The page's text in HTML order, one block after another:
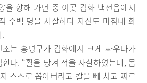
을 향해 가던 중 이곳 김화 백전읍에서
수백 명을 사살하다 자신도 마침내 화
.
는 홍명구가 김화에서 크게 싸우다가
다. “활을 당겨 적을 사살하였는데, 몸
스스로 뽑아버리고 칼을 빼 치고 찌르